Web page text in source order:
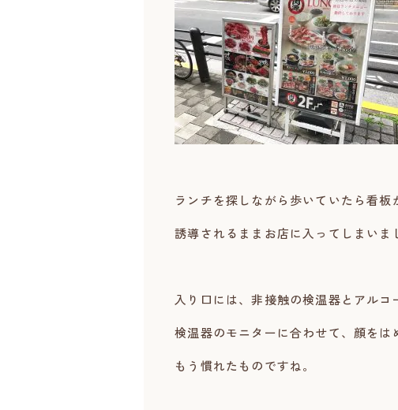
ランチを探しながら歩いていたら看板
誘導されるままお店に入ってしまいま
入り口には、非接触の検温器とアルコ
検温器のモニターに合わせて、顔をは
もう慣れたものですね。